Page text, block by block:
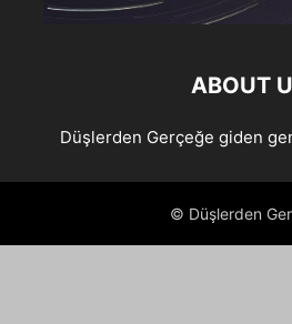
ABOUT
Düşlerden Gerçeğe giden
© Düşlerden